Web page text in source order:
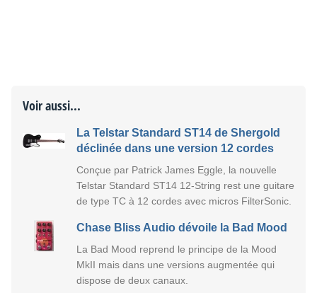
Voir aussi...
La Telstar Standard ST14 de Shergold
déclinée dans une version 12 cordes
Conçue par Patrick James Eggle, la nouvelle
Telstar Standard ST14 12-String rest une guitare
de type TC à 12 cordes avec micros FilterSonic.
Chase Bliss Audio dévoile la Bad Mood
La Bad Mood reprend le principe de la Mood
MkII mais dans une versions augmentée qui
dispose de deux canaux.